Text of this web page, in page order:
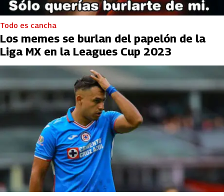
Todo es cancha
Los memes se burlan del papelón de la
Liga MX en la Leagues Cup 2023